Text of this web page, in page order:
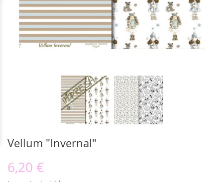
Vellum "Invernal"
6,20 €